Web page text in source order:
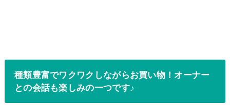
種類豊富でワクワクしながらお買い物！オーナー
との会話も楽しみの一つです♪